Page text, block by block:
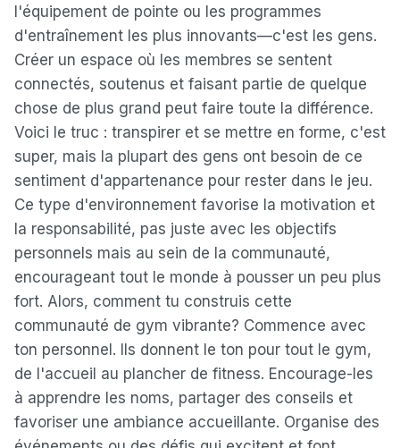
l'équipement de pointe ou les programmes
d'entraînement les plus innovants—c'est les gens.
Créer un espace où les membres se sentent
connectés, soutenus et faisant partie de quelque
chose de plus grand peut faire toute la différence.
Voici le truc : transpirer et se mettre en forme, c'est
super, mais la plupart des gens ont besoin de ce
sentiment d'appartenance pour rester dans le jeu.
Ce type d'environnement favorise la motivation et
la responsabilité, pas juste avec les objectifs
personnels mais au sein de la communauté,
encourageant tout le monde à pousser un peu plus
fort. Alors, comment tu construis cette
communauté de gym vibrante? Commence avec
ton personnel. Ils donnent le ton pour tout le gym,
de l'accueil au plancher de fitness. Encourage-les
à apprendre les noms, partager des conseils et
favoriser une ambiance accueillante. Organise des